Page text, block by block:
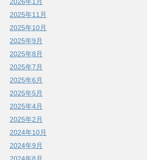
2025年11月
2025年10月
2025年9月
2025年8月
2025年7月
2025年6月
2025年5月
2025年4月
2025年2月
2024年10月
2024年9月